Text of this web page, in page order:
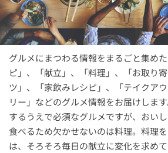
グルメにまつわる情報をまるごと集め
ピ」、「献立」、「料理」、「お取り
ツ」、「家飲みレシピ」、「テイクア
リー」などのグルメ情報をお届けしま
するうえで必須なグルメですが、おい
食べるため欠かせないのは料理。料理
は、そろそろ毎日の献立に変化を求め